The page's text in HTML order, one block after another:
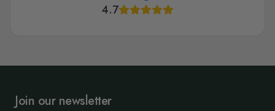
4.7
Join our newsletter